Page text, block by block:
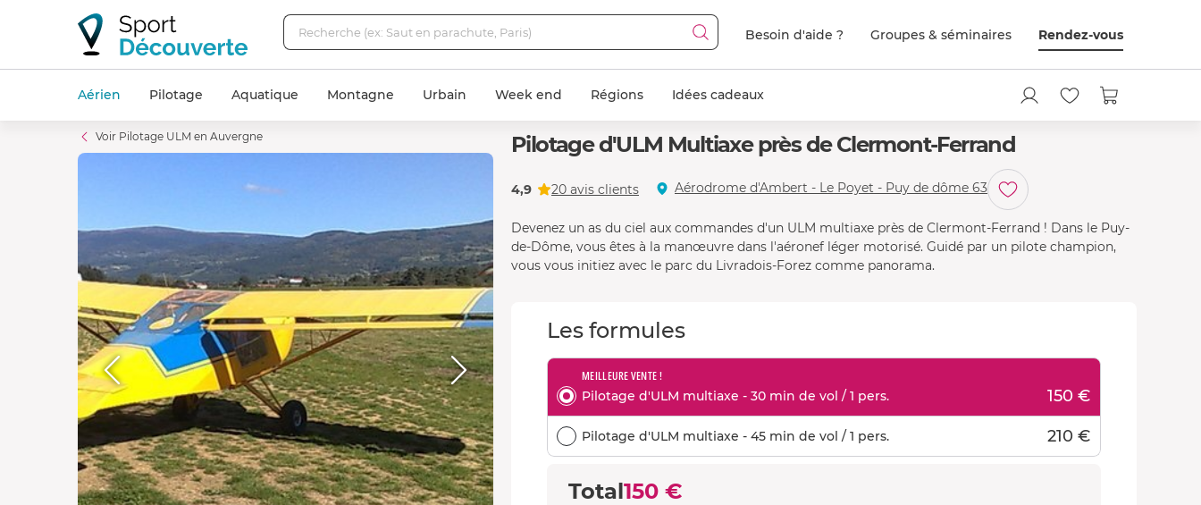
Besoin d'aide ? Groupes & séminaires Rendez-vous
Aérien Pilotage Aquatique Montagne Urbain Week end Régions Idées cadeaux
Pilotage d'ULM Multiaxe près de Clermont-Ferrand
4,9 20 avis clients Aérodrome d'Ambert - Le Poyet - Puy de dôme 63
Devenez un as du ciel aux commandes d'un ULM multiaxe près de Clermont-Ferrand ! Dans le Puy-
de-Dôme, vous êtes à la manœuvre dans l'aéronef léger motorisé. Guidé par un pilote champion,
vous vous initiez avec le parc du Livradois-Forez comme panorama.
Les formules
MEILLEURE VENTE !
Pilotage d'ULM multiaxe - 30 min de vol / 1 pers. 150 €
Pilotage d'ULM multiaxe - 45 min de vol / 1 pers. 210 €
Total150 €
Voir Pilotage ULM en Auvergne